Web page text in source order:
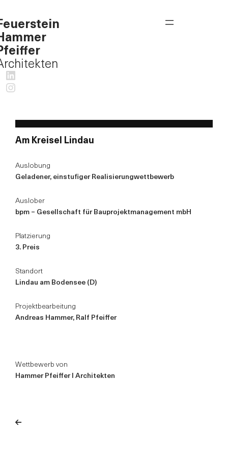
LinkedIn
Instagram
Am Kreisel Lindau
Auslobung
Geladener, einstufiger Realisierungwettbewerb
Auslober
bpm – Gesellschaft für Bauprojektmanagement mbH
Platzierung
3. Preis
Standort
Lindau am Bodensee (D)
Projektbearbeitung
Andreas Hammer, Ralf Pfeiffer
Wettbewerb von
Hammer Pfeiffer I Architekten